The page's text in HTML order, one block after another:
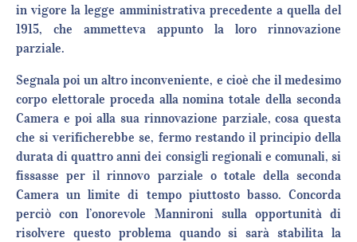
in vigore la legge amministrativa precedente a quella del
1915, che ammetteva appunto la loro rinnovazione
parziale.
Segnala poi un altro inconveniente, e cioè che il medesimo
corpo elettorale proceda alla nomina totale della seconda
Camera e poi alla sua rinnovazione parziale, cosa questa
che si verificherebbe se, fermo restando il principio della
durata di quattro anni dei consigli regionali e comunali, si
fissasse per il rinnovo parziale o totale della seconda
Camera un limite di tempo piuttosto basso. Concorda
perciò con l’onorevole Mannironi sulla opportunità di
risolvere questo problema quando si sarà stabilita la